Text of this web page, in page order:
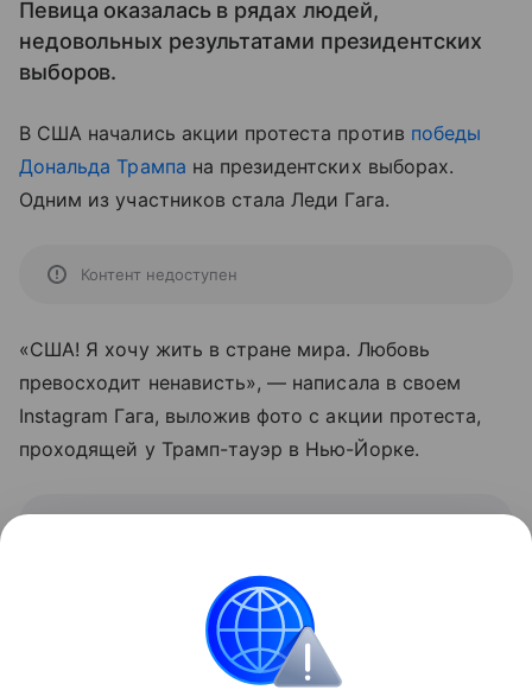
Певица оказалась в рядах людей,
недовольных результатами президентских
выборов.
В США начались акции протеста против победы
Дональда Трампа на президентских выборах.
Одним из участников стала Леди Гага.
Контент недоступен
«США! Я хочу жить в стране мира. Любовь
превосходит ненависть»,— написала в своем
Instagram Гага, выложив фото с акции протеста,
проходящей у Трамп-тауэр в Нью-Йорке.
Акции протеста проходят в разных городах США,
в частности, в Нью-Йорке, Вашингтоне, Портленде.
В них участвуют, по данным СМИ, по нескольку